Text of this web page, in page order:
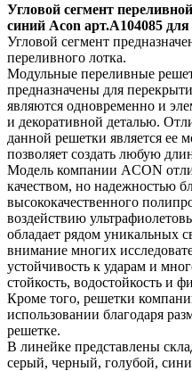
Угловой сегмент
синий Acon арт.A104085 для
Угловой сегмент
переливного лотка.
Модульные переливные
предназначены для
являются одновременно и
и декоративной деталью.
данной решетки является ее
позволяет создать любую
Модель компании ACON
качеством, но надежностью
высококачественного
воздействию
обладает рядом уникальных
внимание многих
устойчивость к ударам и
стойкость, водостойкость и
Кроме того, решетки
использовании благодаря
решетке.
В линейке представлены
серый, черный, голубой,